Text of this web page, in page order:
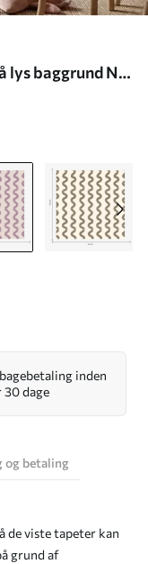
lys baggrund Nr.
inden
dage
og betaling
de viste tapeter kan
grund af